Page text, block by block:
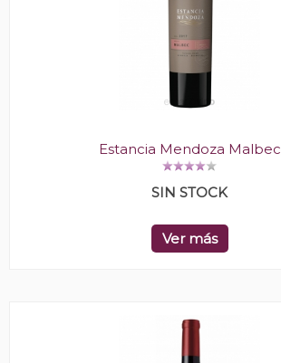
Estancia Mendoza Malbec
SIN STOCK
Ver más